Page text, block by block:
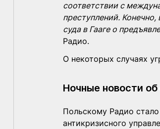
соответствии с
преступлений.
суда в Гааге о
Радио.
О некоторых случаях
Ночные новости об
Польскому Радио
антикризисного